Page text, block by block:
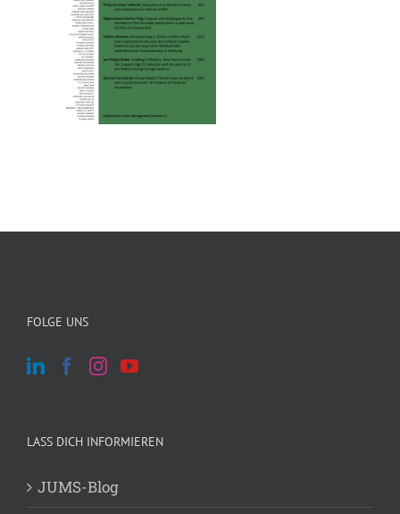
FOLGE UNS
LASS DICH INFORMIEREN
JUMS-Blog